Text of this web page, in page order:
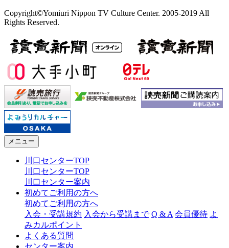
Copyright©Yomiuri Nippon TV Culture Center. 2005-2019 All
Rights Reserved.
メニュー
川口センターTOP
川口センターTOP
川口センター案内
初めてご利用の方へ
初めてご利用の方へ
入会・受講規約 入会から受講まで Q & A 会員優待 よ
みカルポイント
よくある質問
センター案内